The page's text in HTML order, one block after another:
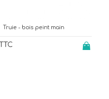
Truie - bois peint main
TTC